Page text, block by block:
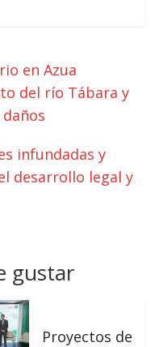
en Azua
del río Tábara y
infundadas y
desarrollo legal y
gustar
Proyectos de